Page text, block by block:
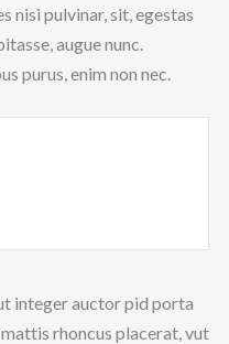
nisi pulvinar, sit, egestas
augue nunc.
purus, enim non nec.
integer auctor pid porta
rhoncus placerat, vut